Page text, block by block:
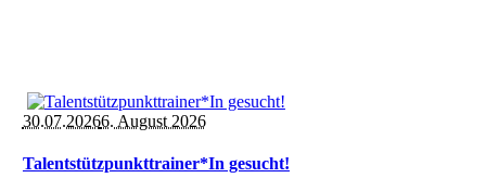
30.07.20266. August 2026
Talentstützpunkttrainer*In gesucht!